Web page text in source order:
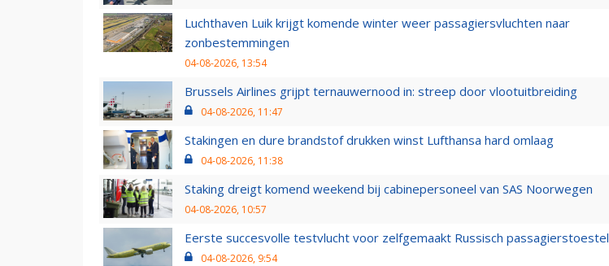
Luchthaven Luik krijgt komende winter weer passagiersvluchten naar
zonbestemmingen
04-08-2026, 13:54
Brussels Airlines grijpt ternauwernood in: streep door vlootuitbreiding
04-08-2026, 11:47
Stakingen en dure brandstof drukken winst Lufthansa hard omlaag
04-08-2026, 11:38
Staking dreigt komend weekend bij cabinepersoneel van SAS Noorwegen
04-08-2026, 10:57
Eerste succesvolle testvlucht voor zelfgemaakt Russisch passagierstoestel
04-08-2026, 9:54